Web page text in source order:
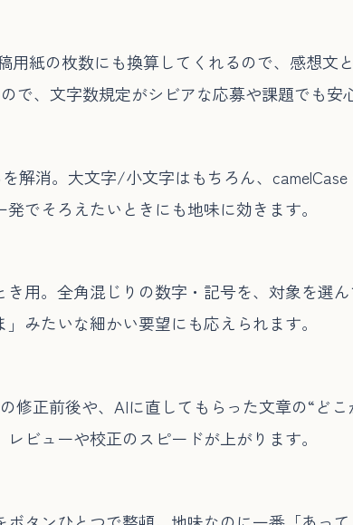
紙の枚数にも換算してくれるので、感想文
、文字数規定がシビアな応募や課題でも安
解消。大文字/小文字はもちろん、camelCase
でそろえたいときにも地味に効きます。
用。全角混じりの数字・記号を、対象を選
みたいな細かい要望にも応えられます。
修正前後や、AIに直してもらった文章の“ど
ビューや校正のスピードが上がります。